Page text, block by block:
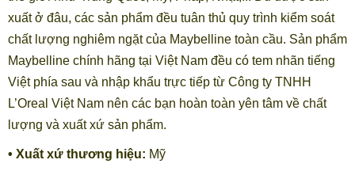
xuất ở đâu, các sản phẩm đều tuân thủ quy trình kiểm soát
chất lượng nghiêm ngặt của Maybelline toàn cầu. Sản phẩm
Maybelline chính hãng tại Việt Nam đều có tem nhãn tiếng
Việt phía sau và nhập khẩu trực tiếp từ Công ty TNHH
L’Oreal Việt Nam nên các bạn hoàn toàn yên tâm về chất
lượng và xuất xứ sản phẩm.
• Xuất xứ thương hiệu: Mỹ